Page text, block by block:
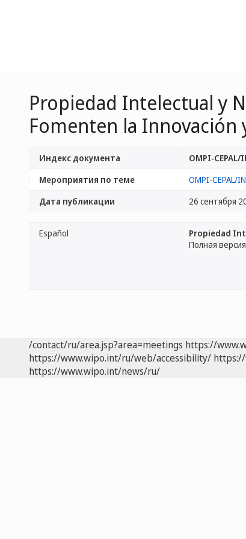
Propiedad Intelectual y
Fomenten la Innovación
Индекс документа
OMPI-
Мероприятия по теме
OMPI-CEPAL/
Дата публикации
26 сентября
Español
Propiedad
Полная
/contact/ru/area.jsp?area=meetings https://
https://www.wipo.int/ru/web/accessibility/
https://www.wipo.int/news/ru/